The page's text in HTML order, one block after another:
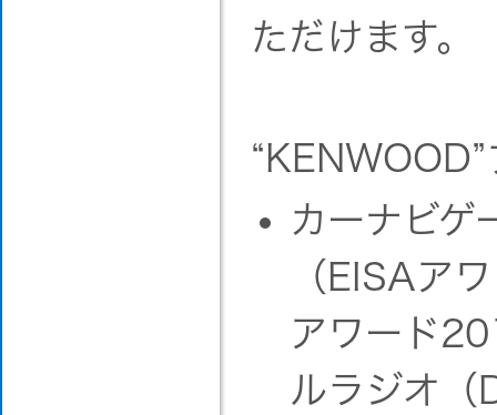
ただけます。
カーナビ
（EISAア
アワード
ルラジオ（